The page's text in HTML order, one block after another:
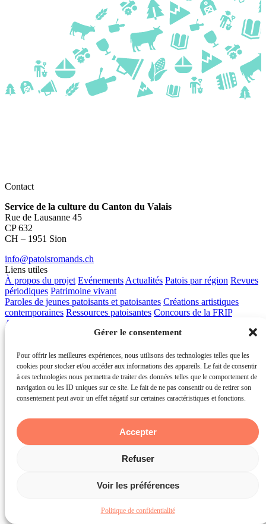
Gérer le consentement
Pour offrir les meilleures expériences, nous utilisons des technologies telles que les
cookies pour stocker et/ou accéder aux informations des appareils. Le fait de consentir
à ces technologies nous permettra de traiter des données telles que le comportement de
navigation ou les ID uniques sur ce site. Le fait de ne pas consentir ou de retirer son
consentement peut avoir un effet négatif sur certaines caractéristiques et fonctions.
Accepter
Refuser
Voir les préférences
Politique de confidentialité
Contact
Service de la culture du Canton du Valais
Rue de Lausanne 45
CP 632
CH – 1951 Sion
info@patoisromands.ch
Liens utiles
À propos du projet Evénements Actualités Patois par région Revues
périodiques Patrimoine vivant
Paroles de jeunes patoisants et patoisantes Créations artistiques
contemporaines Ressources patoisantes Concours de la FRIP
Apprendre les patois
Valais
powered by